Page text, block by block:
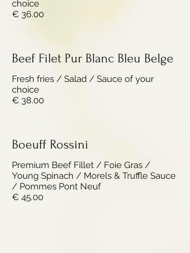
choice
€ 36.00
Beef Filet Pur Blanc Bleu Belge
Fresh fries / Salad / Sauce of your
choice
€ 38.00
Boeuff Rossini
Premium Beef Fillet / Foie Gras /
Young Spinach / Morels & Truffle Sauce
/ Pommes Pont Neuf
€ 45.00